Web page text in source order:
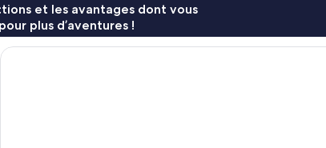
et les avantages dont vous
plus d’aventures !